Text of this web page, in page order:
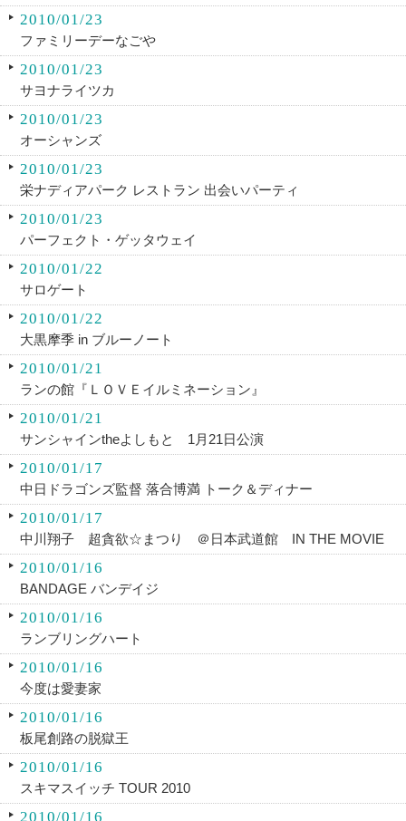
2010/01/23
ファミリーデーなごや
2010/01/23
サヨナライツカ
2010/01/23
オーシャンズ
2010/01/23
栄ナディアパーク レストラン 出会いパーティ
2010/01/23
パーフェクト・ゲッタウェイ
2010/01/22
サロゲート
2010/01/22
大黒摩季 in ブルーノート
2010/01/21
ランの館『ＬＯＶＥイルミネーション』
2010/01/21
サンシャインtheよしもと 1月21日公演
2010/01/17
中日ドラゴンズ監督 落合博満 トーク＆ディナー
2010/01/17
中川翔子 超貪欲☆まつり ＠日本武道館 IN THE MOVIE
2010/01/16
BANDAGE バンデイジ
2010/01/16
ランブリングハート
2010/01/16
今度は愛妻家
2010/01/16
板尾創路の脱獄王
2010/01/16
スキマスイッチ TOUR 2010
2010/01/16